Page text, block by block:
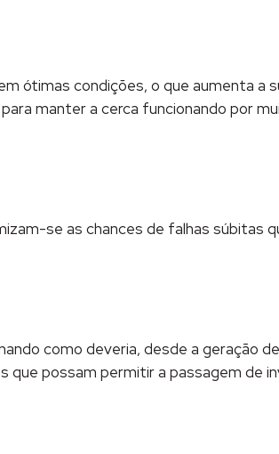
ótimas condições, o que aumenta a
manter a cerca funcionando por
se as chances de falhas súbitas
como deveria, desde a geração
que possam permitir a passagem de